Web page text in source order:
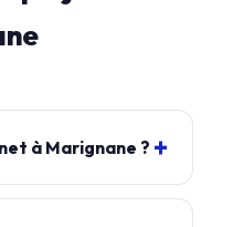
à Marignane ?